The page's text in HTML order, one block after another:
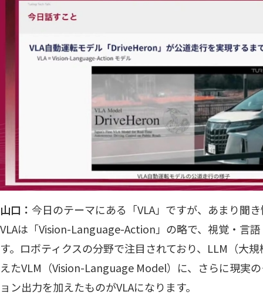
山口： 今日のテーマにある「VLA」ですが、あまり聞
VLAは「Vision-Language-Action」の略で、視覚・言
す。ロボティクスの分野で注目されており、LLM（大
えたVLM（Vision-Language Model）に、さらに現実
ョン出力を加えたものがVLAになります。